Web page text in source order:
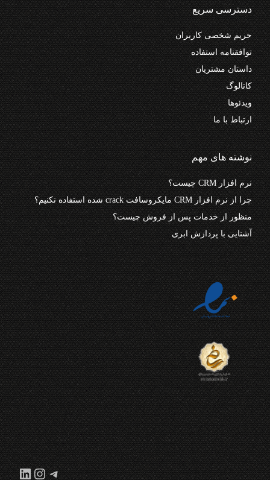
دسترسی سریع
حریم شخصی کاربران
توافقنامه استفاده
داستان مشتریان
کاتالوگ
ویدئوها
ارتباط با ما
نوشته های مهم
نرم افزار CRM چیست؟
چرا از نرم افزار CRM مایکروسافت crack شده استفاده نکنیم؟
منظور از خدمات پس از فروش چیست؟
آشنایی با پردازش ابری
تلگرام
اینستاگرم
لینکداین